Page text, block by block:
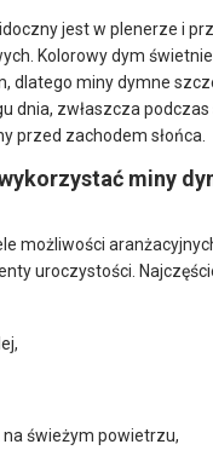
jest w plenerze i
Kolorowy dym
dlatego miny dymne
dnia, zwłaszcza
przed zachodem słońca.
miny
możliwości
uroczystości.
świeżym powietrzu,